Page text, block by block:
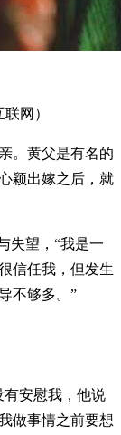
网）
。黄父是有名的
颖出嫁之后，就
失望，“我是一
信任我，但发生
不够多。”
有安慰我，他说
做事情之前要想